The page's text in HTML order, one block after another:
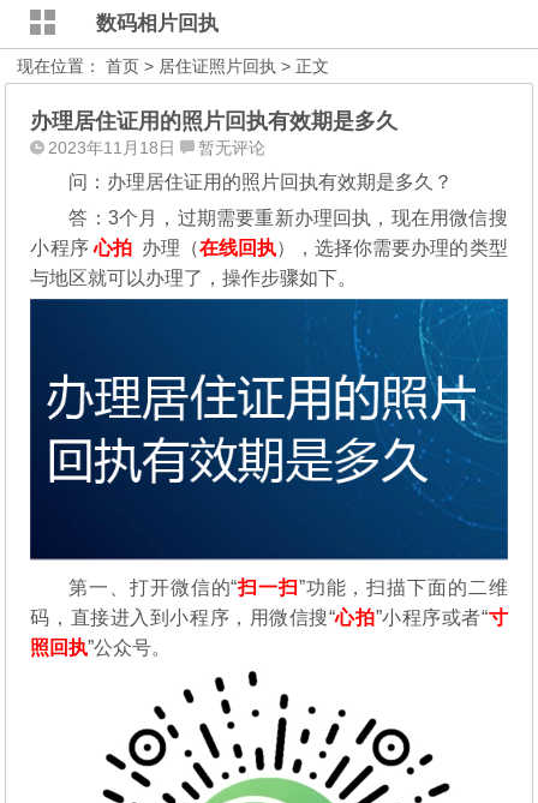
数码相片回执
现在位置：首页 > 居住证照片回执 > 正文
办理居住证用的照片回执有效期是多久
2023年11月18日 暂无评论
问：办理居住证用的照片回执有效期是多久？
答：3个月，过期需要重新办理回执，现在用微信搜
小程序心拍 办理（在线回执），选择你需要办理的类型
与地区就可以办理了，操作步骤如下。
第一、打开微信的“扫一扫”功能，扫描下面的二维
码，直接进入到小程序，用微信搜“心拍”小程序或者“寸
照回执”公众号。